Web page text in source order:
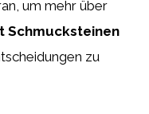
um mehr über
Schmucksteinen
zu